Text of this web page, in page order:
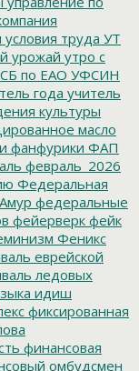
условия труда УТ
урожай утро с
по ЕАО УФСИН
года учитель
культуры
масло
фанфурики ФАП
февраль_2026
Федеральная
федеральные
фейерверк фейк
Феникс
еврейской
ледовых
идиш
фиксированная
финансовая
омбудсмен